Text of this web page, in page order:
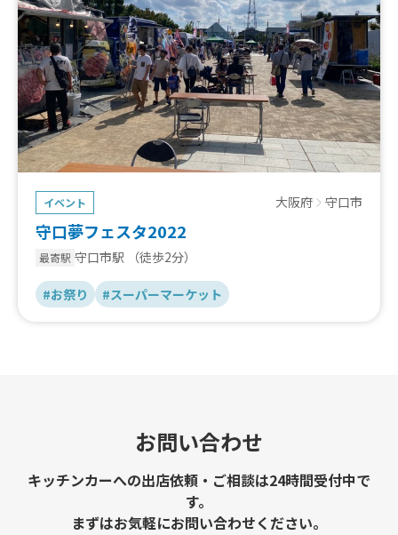
イベント 大阪府 守口市
守口夢フェスタ2022
最寄駅 守口市駅 （徒歩2分）
#お祭り #スーパーマーケット
お問い合わせ
キッチンカーへの出店依頼・ご相談は24時間受付中で
す。
まずはお気軽にお問い合わせください。